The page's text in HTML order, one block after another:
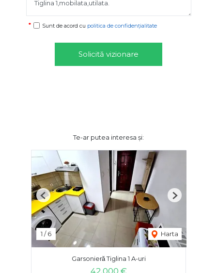
Sunt de acord cu politica de confidențialitate
Solicită vizionare
Te-ar putea interesa și:
1 /6 Harta
Previous Next
Garsonieră Tiglina 1 A-uri